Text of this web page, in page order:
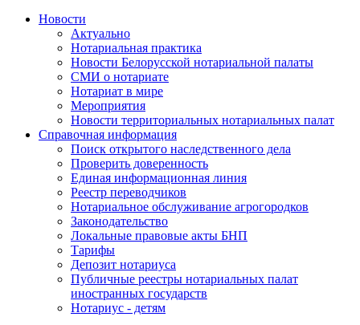
Новости
Актуально
Нотариальная практика
Новости Белорусской нотариальной палаты
СМИ о нотариате
Нотариат в мире
Мероприятия
Новости территориальных нотариальных палат
Справочная информация
Поиск открытого наследственного дела
Проверить доверенность
Единая информационная линия
Реестр переводчиков
Нотариальное обслуживание агрогородков
Законодательство
Локальные правовые акты БНП
Тарифы
Депозит нотариуса
Публичные реестры нотариальных палат
иностранных государств
Нотариус - детям